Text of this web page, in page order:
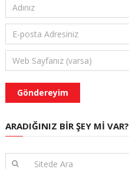
ARADIĞINIZ BIR ŞEY MI VAR?